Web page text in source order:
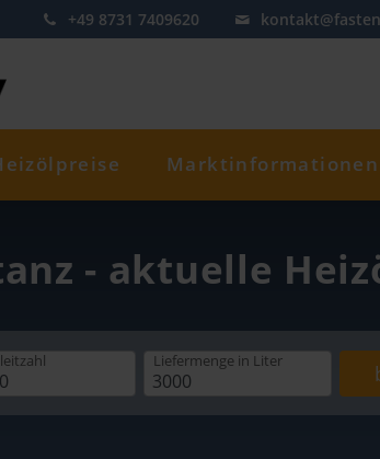
+49 8731 7409620
Marktinformationen
- aktuelle
Liefermenge in Liter